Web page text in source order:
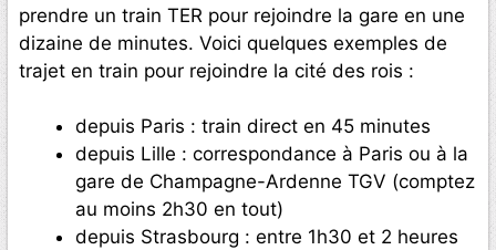
prendre un train TER pour rejoindre la gare en une
dizaine de minutes. Voici quelques exemples de
trajet en train pour rejoindre la cité des rois :
depuis Paris : train direct en 45 minutes
depuis Lille : correspondance à Paris ou à la
gare de Champagne-Ardenne TGV (comptez
au moins 2h30 en tout)
depuis Strasbourg : entre 1h30 et 2 heures